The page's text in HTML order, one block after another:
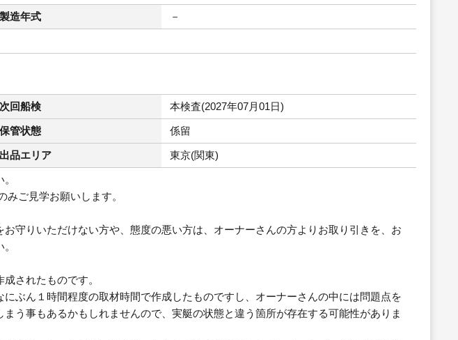
製造年式 －
次回船検 本検査(2027年07月01日)
保管状態 係留
出品エリア 東京(関東)
ご見学お願いします。
守りいただけない方や、態度の悪い方は、オーナーさんの方よりお取り引きを、お
されたものです。
ぶん１時間程度の取材時間で作成したものですし、オーナーさんの中には問題点を
う事もあるかもしれませんので、実艇の状態と違う箇所が存在する可能性がありま